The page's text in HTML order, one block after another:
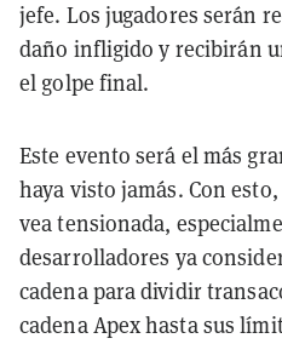
jefe. Los jugadores serán
daño infligido y recibirán
el golpe final.
Este evento será el más
haya visto jamás. Con
vea tensionada,
desarrolladores ya
cadena para dividir
cadena Apex hasta sus